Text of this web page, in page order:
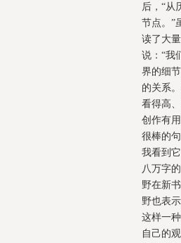
后，“从
节点。”
读了大
说：“我
界的细
的关系
看得高
创作有
很棒的
我看到
八万字
野在新
野也表
这样一
自己的